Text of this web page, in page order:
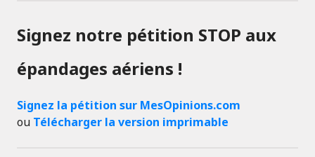
Signez notre pétition STOP aux
épandages aériens !
Signez la pétition sur MesOpinions.com
ou Télécharger la version imprimable